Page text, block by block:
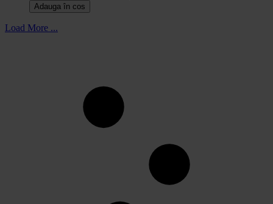
Adauga în cos
Load More ...